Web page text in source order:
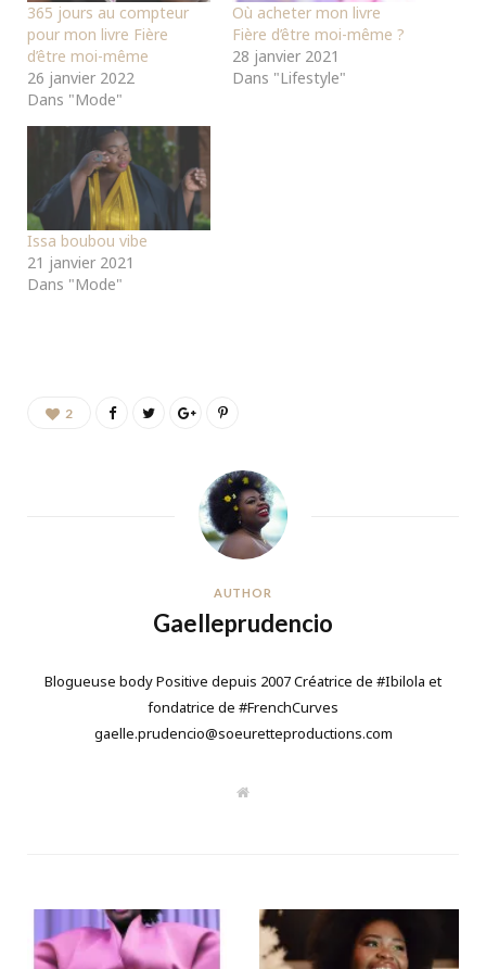
365 jours au compteur
pour mon livre Fière
d’être moi-même
26 janvier 2022
Dans "Mode"
Où acheter mon livre
Fière d’être moi-même ?
28 janvier 2021
Dans "Lifestyle"
Issa boubou vibe
21 janvier 2021
Dans "Mode"
2
AUTHOR
Gaelleprudencio
Blogueuse body Positive depuis 2007 Créatrice de #Ibilola et
fondatrice de #FrenchCurves
gaelle.prudencio@soeuretteproductions.com
W